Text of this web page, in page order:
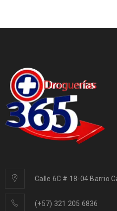
Calle 6C # 18-04 Barrio
(+57) 321 205 6836